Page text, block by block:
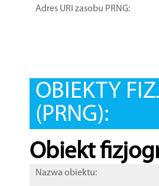
Adres URI zasobu PRNG:
OBIEKTY
(PRNG):
Obiekt
Nazwa obiektu: